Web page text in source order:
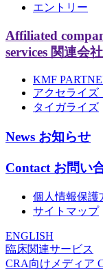
エントリー
Affiliated
services 関連会
KMF
アクセライズ
タイガライズ
News お知らせ
Contact お問い
個人情報保護
サイトマップ
ENGLISH
臨床関連サービス
CRA向けメディア